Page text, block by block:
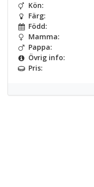
Kön:
Färg:
Född:
Mamma:
Pappa:
Övrig info:
Pris: